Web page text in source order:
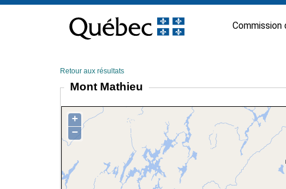
contenu
Retour aux résultats
Mont Mathieu
+
−